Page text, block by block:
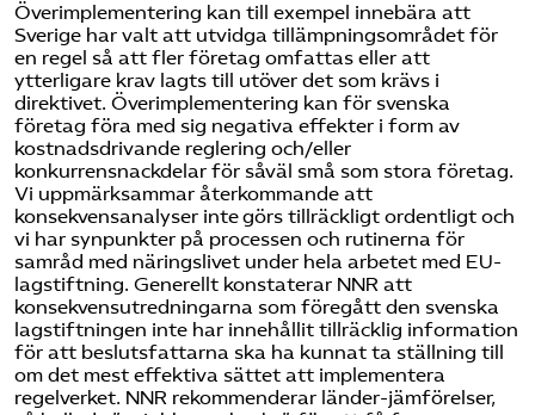
Överimplementering kan till exempel innebära att
Sverige har valt att utvidga tillämpningsområdet för
en regel så att fler företag omfattas eller att
ytterligare krav lagts till utöver det som krävs i
direktivet. Överimplementering kan för svenska
företag föra med sig negativa effekter i form av
kostnadsdrivande reglering och/eller
konkurrensnackdelar för såväl små som stora företag.
Vi uppmärksammar återkommande att
konsekvensanalyser inte görs tillräckligt ordentligt och
vi har synpunkter på processen och rutinerna för
samråd med näringslivet under hela arbetet med EU-
lagstiftning. Generellt konstaterar NNR att
konsekvensutredningarna som föregått den svenska
lagstiftningen inte har innehållit tillräcklig information
för att beslutsfattarna ska ha kunnat ta ställning till
om det mest effektiva sättet att implementera
regelverket. NNR rekommenderar länder-jämförelser,